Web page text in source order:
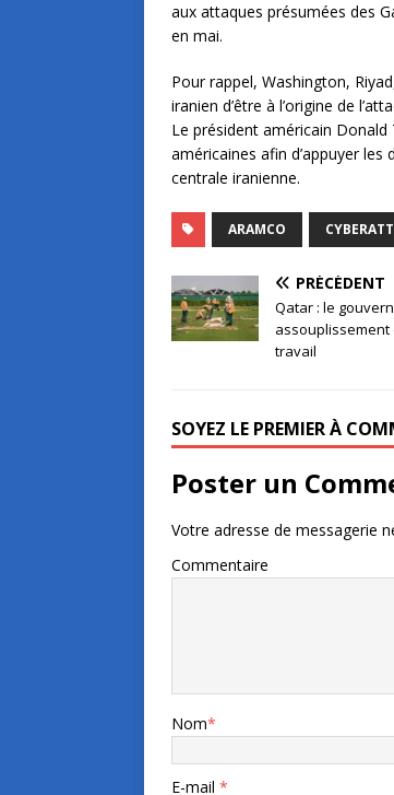
aux attaques présumées des
en mai.
Pour rappel, Washington,
iranien d’être à l’origine de
Le président américain
américaines afin d’appuyer
centrale iranienne.
ARAMCO
PRÉCÉDENT
Qatar : le
assouplissement
travail
SOYEZ LE PREMIER À
Poster un
Votre adresse de messagerie
Commentaire
Nom*
E-mail *